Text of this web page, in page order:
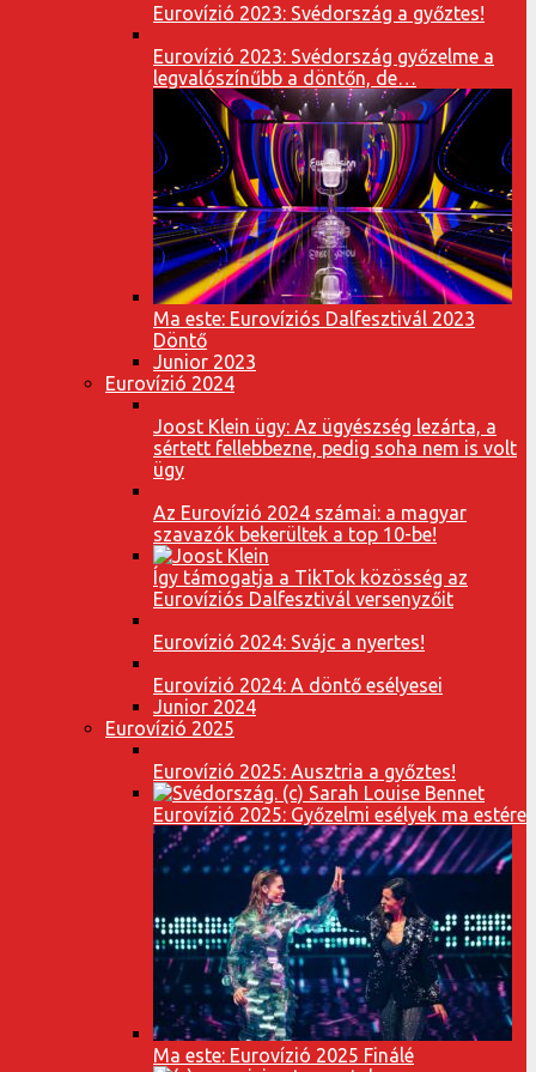
Eurovízió 2023: Svédország a győztes!
Eurovízió 2023: Svédország győzelme a
legvalószínűbb a döntőn, de…
Ma este: Eurovíziós Dalfesztivál 2023
Döntő
Junior 2023
Eurovízió 2024
Joost Klein ügy: Az ügyészség lezárta, a
sértett fellebbezne, pedig soha nem is volt
ügy
Az Eurovízió 2024 számai: a magyar
szavazók bekerültek a top 10-be!
Így támogatja a TikTok közösség az
Eurovíziós Dalfesztivál versenyzőit
Eurovízió 2024: Svájc a nyertes!
Eurovízió 2024: A döntő esélyesei
Junior 2024
Eurovízió 2025
Eurovízió 2025: Ausztria a győztes!
Eurovízió 2025: Győzelmi esélyek ma estére
Ma este: Eurovízió 2025 Finálé